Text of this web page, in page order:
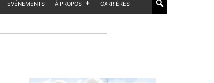
EVÉNEMENTS À PROPOS CARRIÈRES